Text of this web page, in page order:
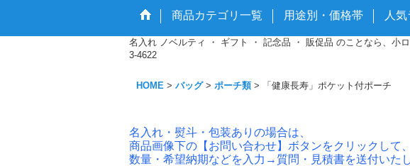
商品カテゴリ一覧 用途別・価格帯 人
名入れ ノベルティ ・ ギフト ・ 記念品 ・ 販促品 のことなら、
3-4622
HOME > バッグ > ポーチ類 > 「健康長寿」ポケット付ポーチ
名入れ・熨斗・包装ありの場合は、
商品画像下の【お問い合わせ】ボタンをクリックして、
数量・希望納期などを入力→質問・見積書を送付いた